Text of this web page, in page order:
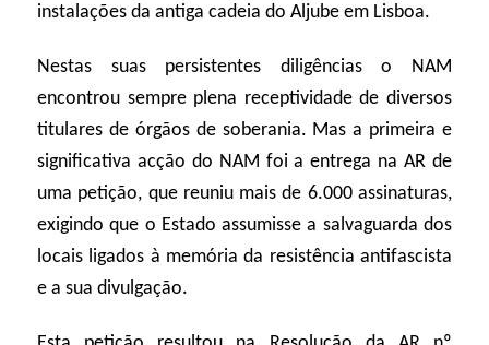
instalações da antiga cadeia do Aljube em Lisboa.
Nestas suas persistentes diligências o NAM
encontrou sempre plena receptividade de diversos
titulares de órgãos de soberania. Mas a primeira e
significativa acção do NAM foi a entrega na AR de
uma petição, que reuniu mais de 6.000 assinaturas,
exigindo que o Estado assumisse a salvaguarda dos
locais ligados à memória da resistência antifascista
e a sua divulgação.